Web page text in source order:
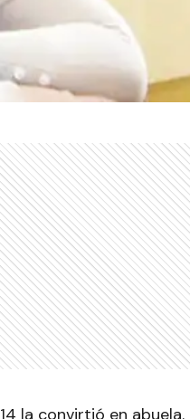
la convirtió en abuela.